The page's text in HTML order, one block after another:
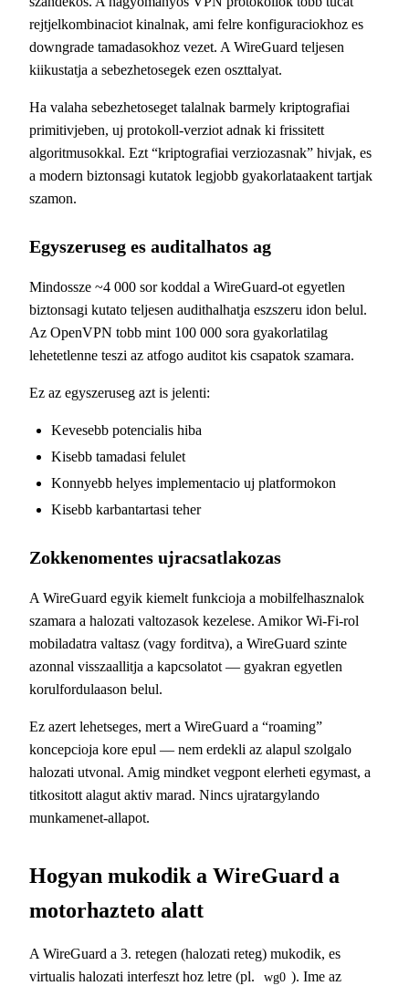
rejtjelkombinaciot kinalnak, ami felre konfiguraciokhoz es
downgrade tamadasokhoz vezet. A WireGuard teljesen
kiikustatja a sebezhetosegek ezen oszttalyat.
Ha valaha sebezhetoseget talalnak barmely kriptografiai
primitivjeben, uj protokoll-verziot adnak ki frissitett
algoritmusokkal. Ezt “kriptografiai verziozasnak” hivjak, es
a modern biztonsagi kutatok legjobb gyakorlataakent tartjak
szamon.
Egyszeruseg es auditalhatos ag
Mindossze ~4 000 sor koddal a WireGuard-ot egyetlen
biztonsagi kutato teljesen audithalhatja eszszeru idon belul.
Az OpenVPN tobb mint 100 000 sora gyakorlatilag
lehetetlenne teszi az atfogo auditot kis csapatok szamara.
Ez az egyszeruseg azt is jelenti:
Kevesebb potencialis hiba
Kisebb tamadasi felulet
Konnyebb helyes implementacio uj platformokon
Kisebb karbantartasi teher
Zokkenomentes ujracsatlakozas
A WireGuard egyik kiemelt funkcioja a mobilfelhasznalok
szamara a halozati valtozasok kezelese. Amikor Wi-Fi-rol
mobiladatra valtasz (vagy forditva), a WireGuard szinte
azonnal visszaallitja a kapcsolatot — gyakran egyetlen
korulfordulaason belul.
Ez azert lehetseges, mert a WireGuard a “roaming”
koncepcioja kore epul — nem erdekli az alapul szolgalo
halozati utvonal. Amig mindket vegpont elerheti egymast, a
titkositott alagut aktiv marad. Nincs ujratargylando
munkamenet-allapot.
Hogyan mukodik a WireGuard a
motorhazteto alatt
A WireGuard a 3. retegen (halozati reteg) mukodik, es
virtualis halozati interfeszt hoz letre (pl.
wg0 ). Ime az